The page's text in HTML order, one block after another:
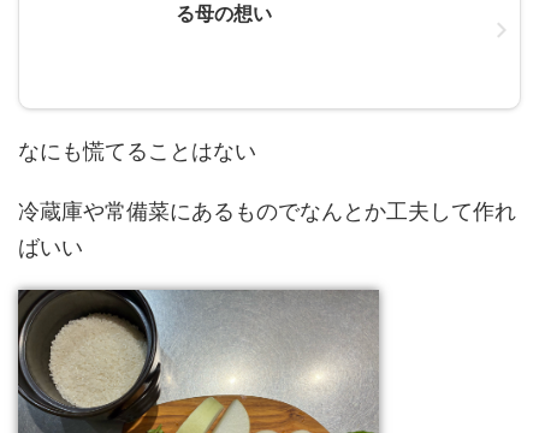
る母の想い
なにも慌てることはない
冷蔵庫や常備菜にあるものでなんとか工夫して作れ
ばいい